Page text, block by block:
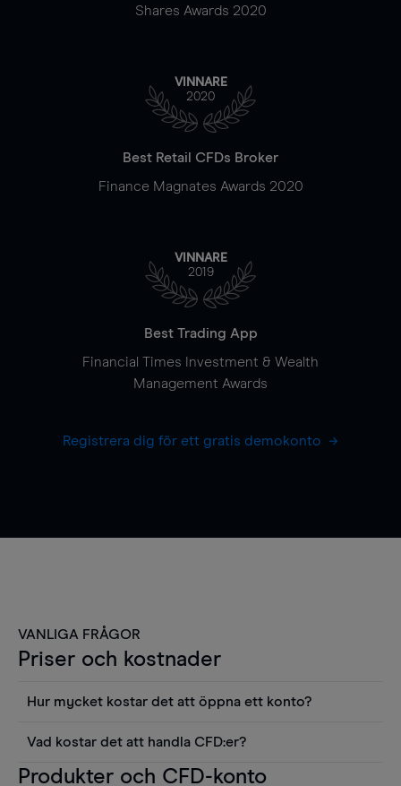
Shares Awards 2020
VINNARE
2020
Best Retail CFDs Broker
Finance Magnates Awards 2020
VINNARE
2019
Best Trading App
Financial Times Investment & Wealth
Management Awards
Registrera dig för ett gratis demokonto
VANLIGA FRÅGOR
Priser och kostnader
Hur mycket kostar det att öppna ett konto?
använda sådana verktyg som diagram, Reuters
Vad kostar det att handla CFD:er?
Det är en rad kostnader att tänka på när man
Produkter och CFD-konto